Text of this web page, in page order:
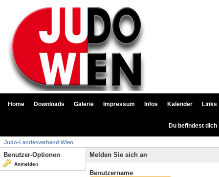
Home Downloads Galerie Impressum Infos Kalender Links
Du befindest
Judo-Landesverband Wien
Benutzer-Optionen
Anmelden
Melden Sie sich an
Benutzername